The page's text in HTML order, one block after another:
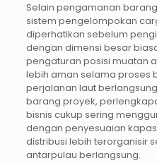
Selain pengamanan
sistem pengelompokan
diperhatikan sebelum
dengan dimensi besar
pengaturan posisi muatan
lebih aman selama proses
perjalanan laut
barang proyek,
bisnis cukup sering
dengan penyesuaian
distribusi lebih terorganisir
antarpulau berlangsung.